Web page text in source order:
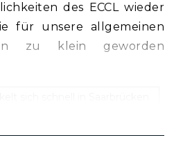
des ECCL wieder
für unsere allgemeinen
zu klein geworden